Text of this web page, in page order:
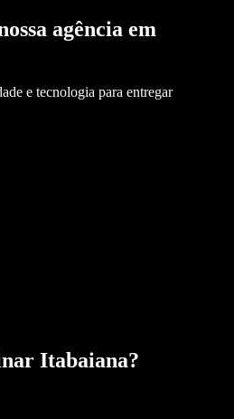
agência em
e tecnologia para entregar
Itabaiana?